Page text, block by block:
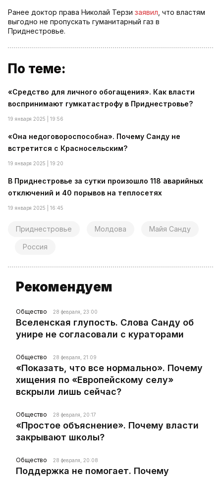
Ранее доктор права Николай Терзи заявил , что властям
выгодно не пропускать гуманитарный газ в
Приднестровье.
По теме:
«Средство для личного обогащения». Как власти
воспринимают гумкатастрофу в Приднестровье?
19 января 2025 | 19:56
«Она недоговороспособна». Почему Санду не
встретится с Красносельским?
19 января 2025 | 19:20
В Приднестровье за сутки произошло 118 аварийных
отключений и 40 порывов на теплосетях
19 января 2025 | 16:45
Приднестровье Молдова Майя Санду
Россия
Рекомендуем
Общество 28 февраля, 23:00
Вселенская глупость. Слова Санду об
унире не согласовали с кураторами
Общество 28 февраля, 21:09
«Показать, что все нормально». Почему
хищения по «Европейскому селу»
вскрыли лишь сейчас?
Общество 28 февраля, 20:17
«Простое объяснение». Почему власти
закрывают школы?
Общество 28 февраля, 20:08
Поддержка не помогает. Почему